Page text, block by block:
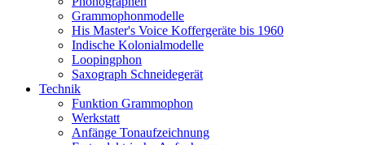
Grammophonmodelle
His Master's Voice Koffergeräte bis 1960
Indische Kolonialmodelle
Loopingphon
Saxograph Schneidegerät
Technik
Funktion Grammophon
Werkstatt
Anfänge Tonaufzeichnung